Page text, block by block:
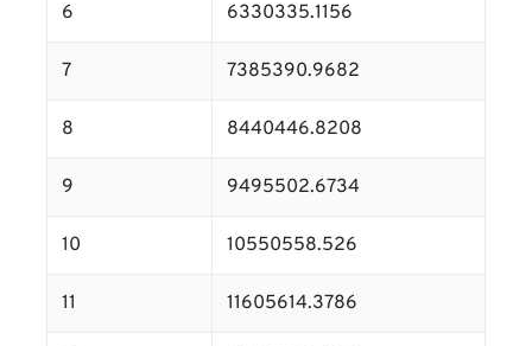
6 6330335.1156
7 7385390.9682
8 8440446.8208
9 9495502.6734
10 10550558.526
11 11605614.3786